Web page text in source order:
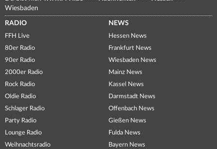
Wiesbaden
RADIO
FFH Live
80er Radio
90er Radio
2000er Radio
Rock Radio
Oldie Radio
Schlager Radio
Party Radio
Lounge Radio
Weihnachtsradio
NEWS
Hessen News
Frankfurt News
Wiesbaden News
Mainz News
Kassel News
Darmstadt News
Offenbach News
Gießen News
Fulda News
Bayern News